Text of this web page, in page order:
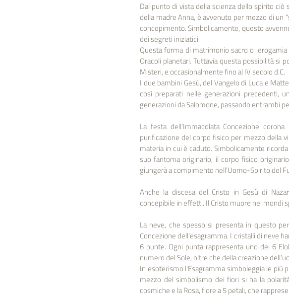
Dal punto di vista della scienza dello spirito
della madre Anna, è avvenuto per mezzo di un
concepimento. Simbolicamente, questo
dei segreti iniziatici.
Questa forma di matrimonio sacro o
Oracoli planetari. Tuttavia questa possibilità si
Misteri, e occasionalmente fino al IV secolo d.C.
I due bambini Gesù, del Vangelo di Luca e
così preparati nelle generazioni precedenti,
generazioni da Salomone, passando entrambi
La festa dell’Immacolata Concezione
purificazione del corpo fisico per mezzo della
materia in cui è caduto. Simbolicamente
suo fantoma originario, il corpo fisico
giungerà a compimento nell’Uomo-Spirito del
Anche la discesa del Cristo in Gesù di
concepibile in effetti. Il Cristo muore nei mondi
La neve, che spesso si presenta in questo
Concezione dell’esagramma. I cristalli di neve
6 punte. Ogni punta rappresenta uno dei 6
numero del Sole, oltre che della creazione
In esoterismo l’Esagramma simboleggia le più
mezzo del simbolismo dei fiori si ha la
cosmiche e la Rosa, fiore a 5 petali, che